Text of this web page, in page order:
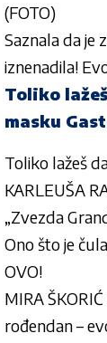
(FOTO)
Saznala da je
iznenadila!
Toliko
masku
Toliko lažeš
KARLEUŠA
„Zvezda
Ono što je
OVO!
MIRA
rođendan –